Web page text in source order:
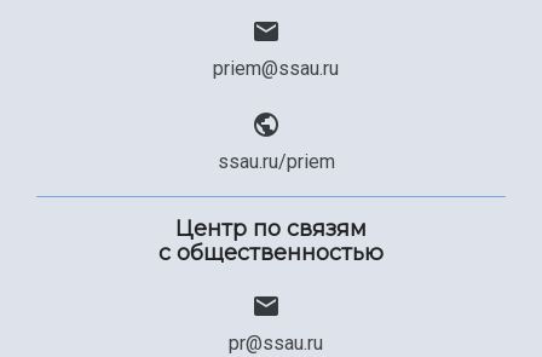
priem@ssau.ru
ssau.ru/priem
Центр по связям
с общественностью
pr@ssau.ru